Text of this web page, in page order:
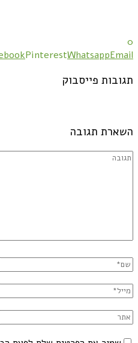
0
PinterestWhatsappEmail
תגובות פייסבוק
השארת תגובה